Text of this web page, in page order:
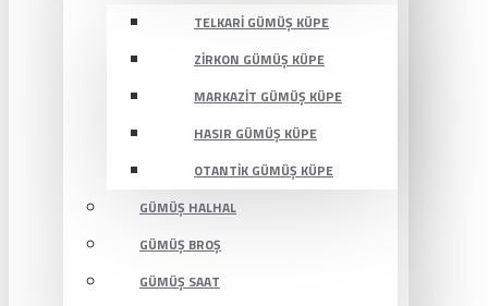
TELKARI GÜMÜŞ KÜPE
ZIRKON GÜMÜŞ KÜPE
MARKAZIT GÜMÜŞ KÜPE
HASIR GÜMÜŞ KÜPE
OTANTIK GÜMÜŞ KÜPE
GÜMÜŞ HALHAL
GÜMÜŞ BROŞ
GÜMÜŞ SAAT